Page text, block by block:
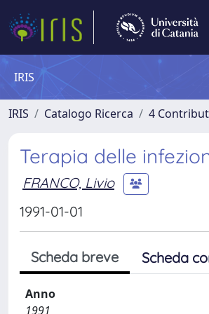
IRIS
IRIS Catalogo Ricerca 4
Terapia delle
FRANCO, Livio
1991-01-01
Scheda breve Scheda
Anno
1991